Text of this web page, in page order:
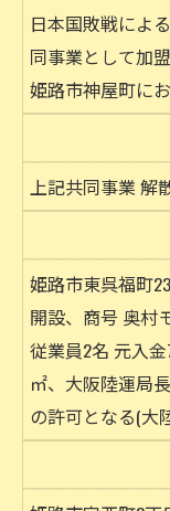
日本国敗戦によ
同事業として加盟
姫路市神屋町に
上記共同事業 解
姫路市東呉福町
開設、商号 奥村
従業員2名 元入
㎡、大阪陸運局
の許可となる(大